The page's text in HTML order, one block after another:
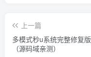
上一篇
多模式秒u系统完整修复版
（源码域亲测）